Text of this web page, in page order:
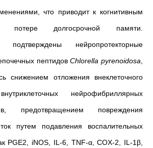
что приводит к когнитивным
долгосрочной памяти.
подтверждены нейропротекторные
пептидовChlorella pyrenoidosa
снижением отложения внеклеточного
нейрофибриллярных
предотвращением повреждения
путем подавления воспалительных
PGE2, iNOS, IL-6, TNF-α, COX-2, IL-1β,